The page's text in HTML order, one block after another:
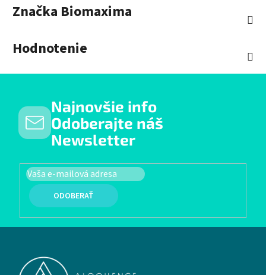
Značka Biomaxima
Hodnotenie
Najnovšie info
Odoberajte náš
Newsletter
PRIHLÁSIŤ SA